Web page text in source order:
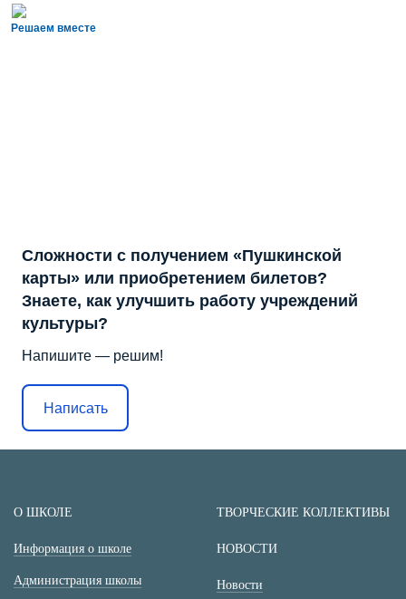
Решаем вместе
Сложности с получением «Пушкинской
карты» или приобретением билетов?
Знаете, как улучшить работу учреждений
культуры?
Напишите — решим!
Написать
О ШКОЛЕ
Информация о школе
Администрация школы
ТВОРЧЕСКИЕ КОЛЛЕКТИВЫ
НОВОСТИ
Новости